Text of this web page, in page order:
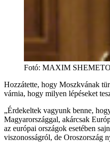
Fotó: MAXIM
Hozzátette, hogy Moszkvának
várnia, hogy milyen lépéseket
„Érdekeltek vagyunk benne,
Magyarországgal, akárcsak
az európai országok esetében
viszonosságról, de Oroszország